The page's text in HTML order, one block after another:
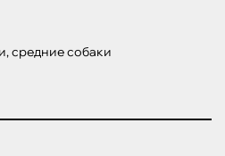
средние собаки